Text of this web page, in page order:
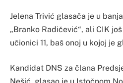
Jelena Trivić glasača je u
„Branko Radičević“, ali CIK
učionici 11, baš onoj u kojoj je
Kandidat DNS za člana